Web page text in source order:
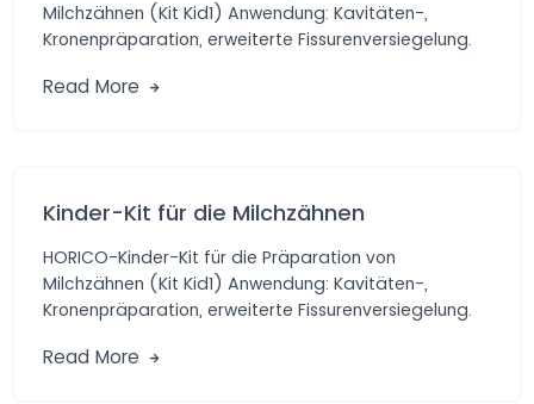
Milchzähnen (Kit Kid1) Anwendung: Kavitäten-,
Kronenpräparation, erweiterte Fissurenversiegelung.
Hartmetall-schleifern […]
Read More
Kinder-Kit für die Milchzähnen
HORICO-Kinder-Kit für die Präparation von
Milchzähnen (Kit Kid1) Anwendung: Kavitäten-,
Kronenpräparation, erweiterte Fissurenversiegelung.
Hartmetall-schleifern […]
Read More